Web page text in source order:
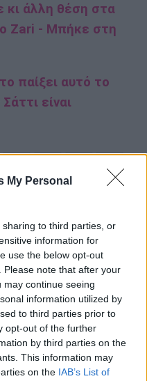
My Personal
to third parties, or
information for
use the below opt-out
note that after your
continue seeing
information utilized by
to third parties prior to
opt-out of the further
by third parties on the
This information may
on the IAB’s List of
κι άλλη θέση στα
Zari - Μπήκε στη
παίξει αυτό το
είναι
Μαρίνα Σάττι